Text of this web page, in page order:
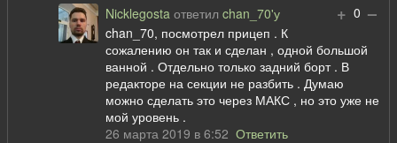
+ 0 –
Nicklegosta ответилchan_70'у
chan_70, посмотрел прицеп . К
сожалению он так и сделан , одной большой
ванной . Отдельно только задний борт . В
редакторе на секции не разбить . Думаю
можно сделать это через МАКС , но это уже не
мой уровень .
26 марта 2019 в 6:52Ответить